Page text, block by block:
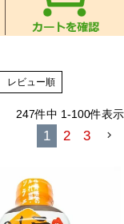
MYクーポン
お気に入り
送料・お支払い
レビュー順
247件中 1-100件表示
1 2 3